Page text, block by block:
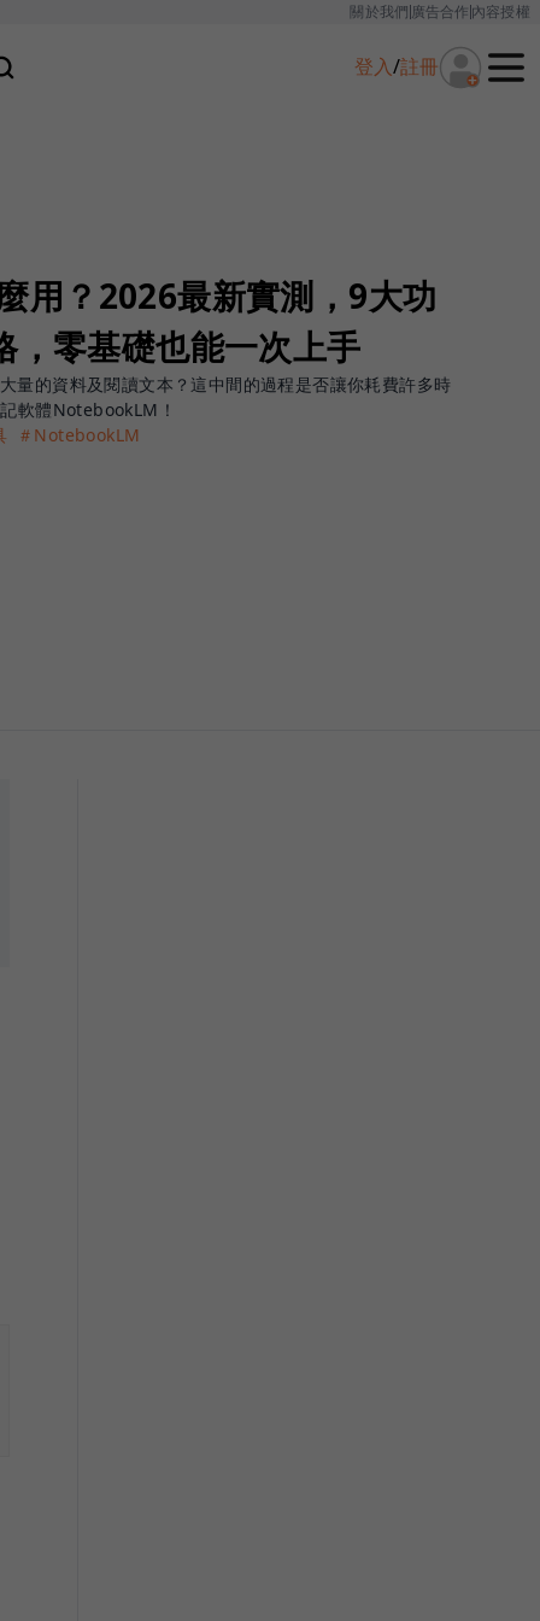
關於我們廣告合作內容授權
登入/註冊
？2026最新實測，9大功
，零基礎也能一次上手
量的資料及閱讀文本？這中間的過程是否讓你耗費許多時
軟體NotebookLM！
＃NotebookLM